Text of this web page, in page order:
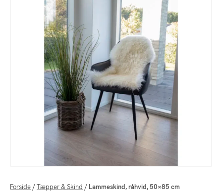
Forside /Tæpper & Skind / Lammeskind, råhvid, 50×85 cm